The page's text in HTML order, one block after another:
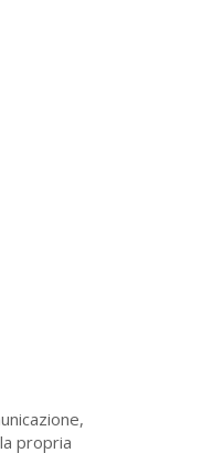
propria